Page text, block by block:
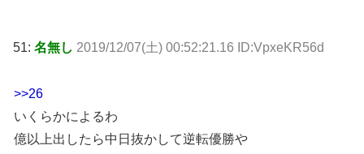
51: 名無し 2019/12/07(土) 00:52:21.16 ID:VpxeKR56d
>>26
いくらかによるわ
億以上出したら中日抜かして逆転優勝や